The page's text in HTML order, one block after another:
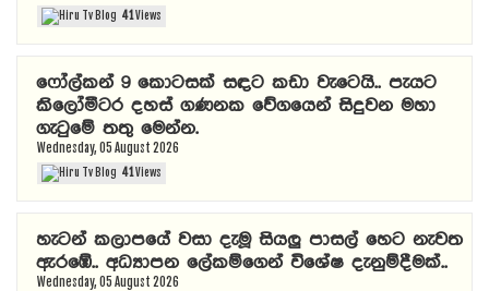
41Views
ෆෝල්කන් 9 කොටසක් සඳට කඩා වැටෙයි.. පැයට
කිලෝමීටර දහස් ගණනක වේගයෙන් සිදුවන මහා
ගැටුමේ තතු මෙන්න.
Wednesday, 05 August 2026
41Views
හැටන් කලාපයේ වසා දැමූ සියලු පාසල් හෙට නැවත
ඇරඹේ.. අධ්‍යාපන ලේකම්ගෙන් විශේෂ දැනුම්දීමක්..
Wednesday, 05 August 2026